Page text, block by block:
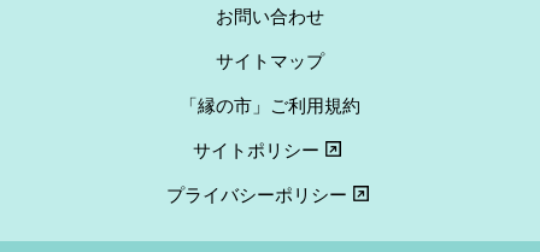
お問い合わせ
サイトマップ
「縁の市」ご利用規約
サイトポリシー
プライバシーポリシー